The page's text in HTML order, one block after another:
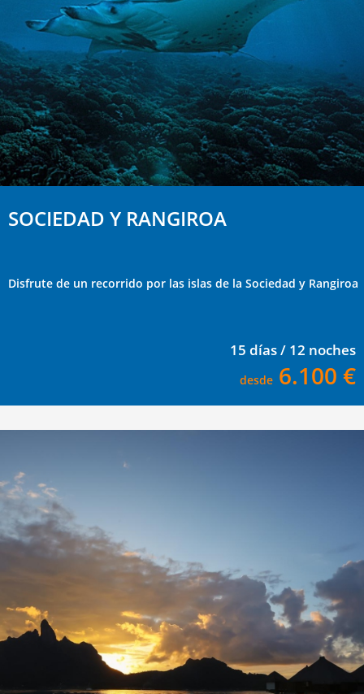
SOCIEDAD Y RANGIROA
Disfrute de un recorrido por las islas de la Sociedad y Rangiroa
15 días / 12 noches
desde 6.100 €